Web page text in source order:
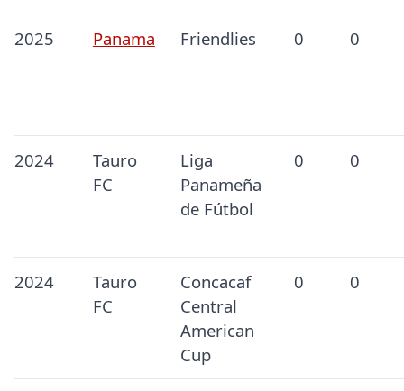
2025 Panama Friendlies 0 0
2024
Tauro
FC
Liga
Panameña
de Fútbol
0 0
2024
Tauro
FC
Concacaf
Central
American
Cup
0 0